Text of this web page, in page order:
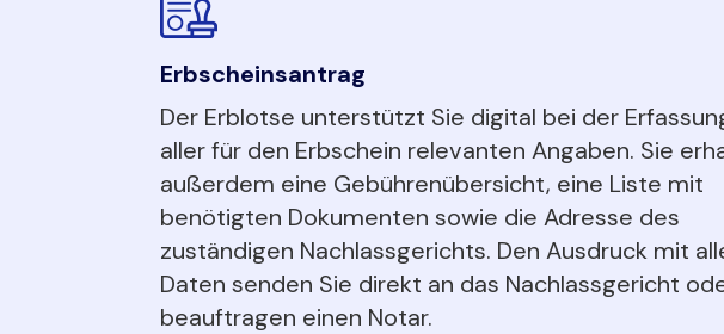
Erbscheinsantrag
Der Erblotse unterstützt Sie digital bei der
aller für den Erbschein relevanten Angaben. Sie
außerdem eine Gebührenübersicht, eine Liste mit
benötigten Dokumenten sowie die Adresse des
zuständigen Nachlassgerichts. Den Ausdruck mit
Daten senden Sie direkt an das Nachlassgericht
beauftragen einen Notar.